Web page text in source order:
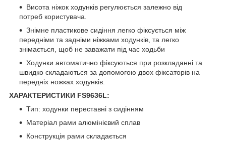
Висота ніжок ходунків регулюється залежно від
потреб користувача.
Знімне пластикове сидіння легко фіксується між
передніми та задніми ніжками ходунків, та легко
знімається, щоб не заважати під час ходьби
Ходунки автоматично фіксуються при розкладанні та
швидко складаються за допомогою двох фіксаторів на
передніх ножках ходунків.
ХАРАКТЕРИСТИКИ FS9636L:
Тип: ходунки переставні з сидінням
Матеріал рами алюмінієвий сплав
Конструкція рами складається